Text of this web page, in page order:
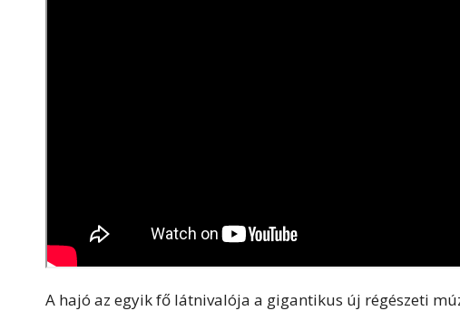
A hajó az egyik fő látnivalója a gigantikus új régészeti